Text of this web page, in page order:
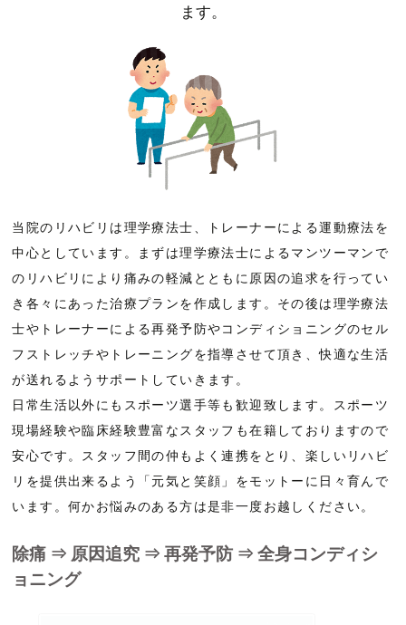
ます。
当院のリハビリは理学療法士、トレーナーによる運動療法を
中心としています。まずは理学療法士によるマンツーマンで
のリハビリにより痛みの軽減とともに原因の追求を行ってい
き各々にあった治療プランを作成します。その後は理学療法
士やトレーナーによる再発予防やコンディショニングのセル
フストレッチやトレーニングを指導させて頂き、快適な生活
が送れるようサポートしていきます。
日常生活以外にもスポーツ選手等も歓迎致します。スポーツ
現場経験や臨床経験豊富なスタッフも在籍しておりますので
安心です。スタッフ間の仲もよく連携をとり、楽しいリハビ
リを提供出来るよう「元気と笑顔」をモットーに日々育んで
います。何かお悩みのある方は是非一度お越しください。
除痛 ⇒ 原因追究 ⇒ 再発予防 ⇒ 全身コンディシ
ョニング